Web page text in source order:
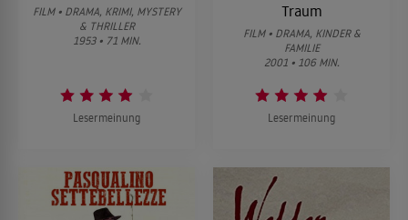
FILM • DRAMA, KRIMI, MYSTERY
& THRILLER
1953 • 71 MIN.
Lesermeinung
Traum
FILM • DRAMA, KINDER &
FAMILIE
2001 • 106 MIN.
Lesermeinung